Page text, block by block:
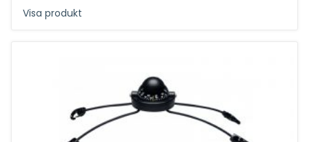
Visa produkt